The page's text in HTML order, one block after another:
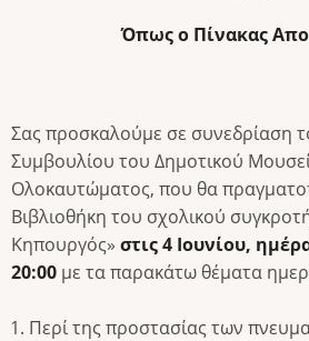
Όπως ο Πίνακας
Σας προσκαλούμε σε συνεδρίαση
Συμβουλίου του Δημοτικού
Ολοκαυτώματος, που θα
Βιβλιοθήκη του σχολικού
Κηπουργός» στις 4 Ιουνίου,
20:00 με τα παρακάτω θέματα
Περί της προστασίας των